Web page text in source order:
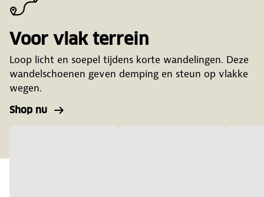
Voor vlak terrein
Loop licht en soepel tijdens korte wandelingen. Deze
wandelschoenen geven demping en steun op vlakke
wegen.
Shop nu